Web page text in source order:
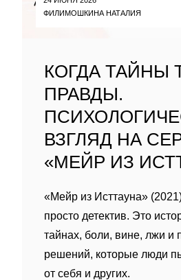
ФИЛИМОШКИНА НАТАЛИЯ
КОГДА ТАЙНЫ
ПРАВДЫ.
ВЗГЛЯД НА
«МЕЙР ИЗ
«Мейр из Исттауна»
просто детектив. Это
тайнах, боли, вине, лжи и
решений, которые люди
от себя и других.